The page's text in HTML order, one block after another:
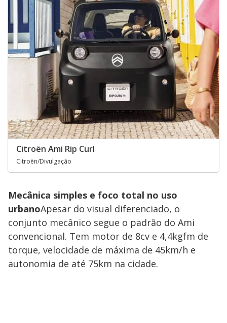
Citroën Ami Rip Curl
Citroën/Divulgação
Mecânica simples e foco total no uso
urbanoApesar do visual diferenciado, o
conjunto mecânico segue o padrão do Ami
convencional. Tem motor de 8cv e 4,4kgfm de
torque, velocidade de máxima de 45km/h e
autonomia de até 75km na cidade.